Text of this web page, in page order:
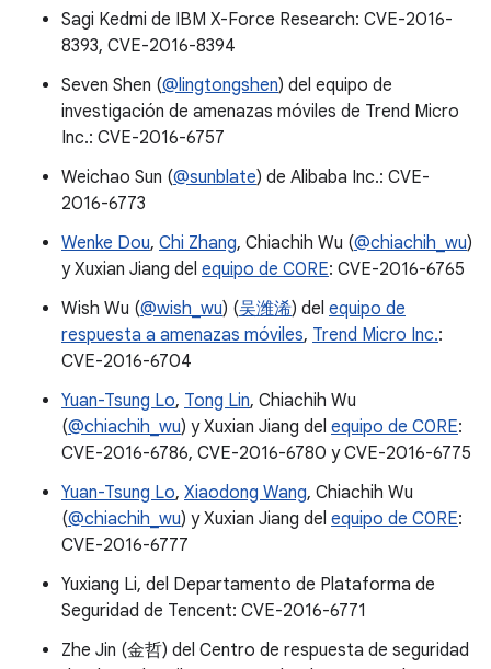
Sagi Kedmi de IBM X-Force Research: CVE-2016-
8393, CVE-2016-8394
Seven Shen (@lingtongshen) del equipo de
investigación de amenazas móviles de Trend Micro
Inc.: CVE-2016-6757
Weichao Sun (@sunblate) de Alibaba Inc.: CVE-
2016-6773
Wenke Dou, Chi Zhang, Chiachih Wu (@chiachih_wu)
y Xuxian Jiang del equipo de C0RE: CVE-2016-6765
Wish Wu (@wish_wu) (吴潍浠) del equipo de
respuesta a amenazas móviles, Trend Micro Inc.:
CVE-2016-6704
Yuan-Tsung Lo, Tong Lin, Chiachih Wu
(@chiachih_wu) y Xuxian Jiang del equipo de C0RE:
CVE-2016-6786, CVE-2016-6780 y CVE-2016-6775
Yuan-Tsung Lo, Xiaodong Wang, Chiachih Wu
(@chiachih_wu) y Xuxian Jiang del equipo de C0RE:
CVE-2016-6777
Yuxiang Li, del Departamento de Plataforma de
Seguridad de Tencent: CVE-2016-6771
Zhe Jin (金哲) del Centro de respuesta de seguridad